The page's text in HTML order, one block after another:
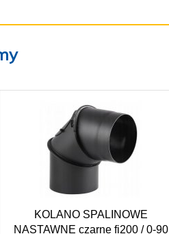
KOLANO SPALINOWE
NASTAWNE czarne fi200 / 0-90